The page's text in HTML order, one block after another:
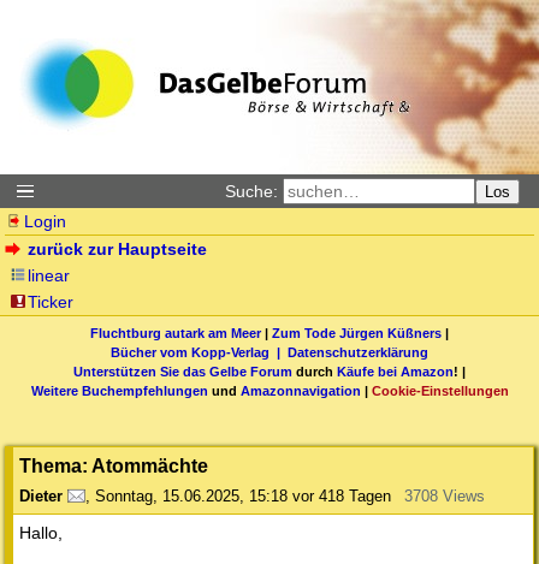
Suche: Los
Login
zurück zur Hauptseite
linear
Ticker
Fluchtburg autark am Meer| Zum Tode Jürgen Küßners |
Bücher vom Kopp-Verlag | Datenschutzerklärung
Unterstützen Sie das Gelbe Forum durch Käufe bei Amazon! |
Weitere Buchempfehlungen und Amazonnavigation | Cookie-Einstellungen
Thema: Atommächte
Dieter , Sonntag, 15.06.2025, 15:18 vor 418 Tagen 3708 Views
Hallo,